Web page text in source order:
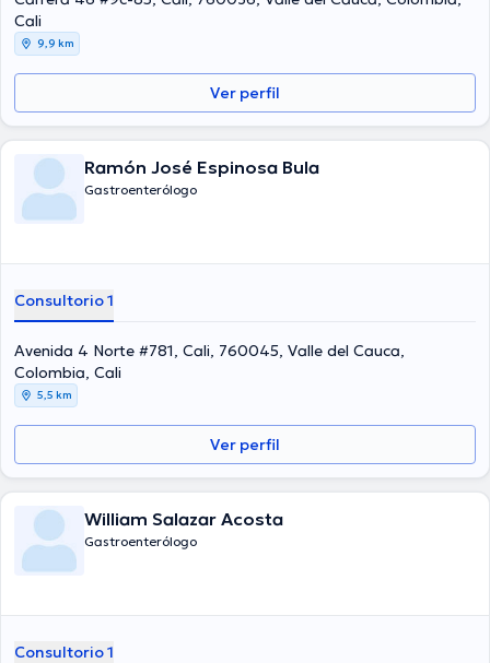
publicado importantes ediciones. Español son los idiomas hablados
por el médico.
Cali
9,9 km
Ver perfil
Ramón José Espinosa Bula
Gastroenterólogo
Consultorio 1
Avenida 4 Norte #781, Cali, 760045, Valle del Cauca,
Colombia, Cali
5,5 km
Ver perfil
William Salazar Acosta
Gastroenterólogo
Consultorio 1